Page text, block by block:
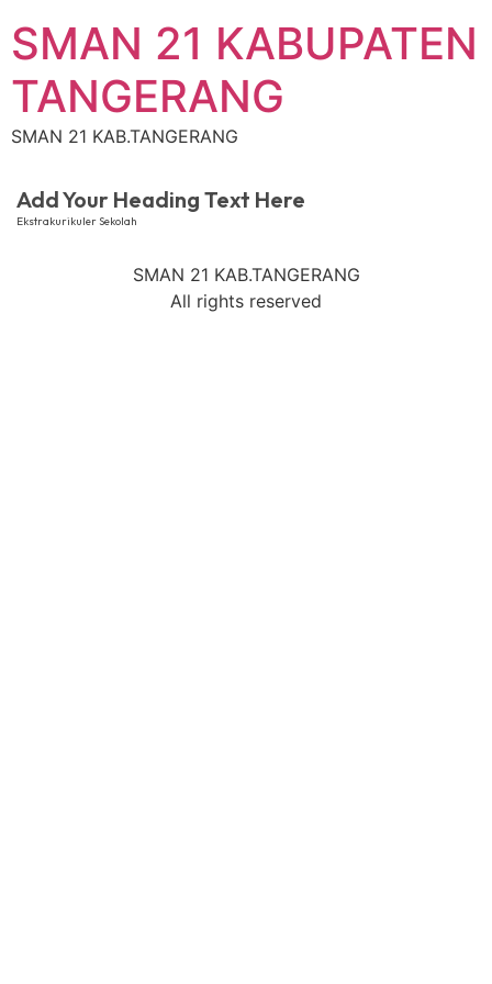
SMAN 21 KABUPATEN
TANGERANG
SMAN 21 KAB.TANGERANG
Add Your Heading Text Here
Ekstrakurikuler Sekolah
SMAN 21 KAB.TANGERANG
All rights reserved